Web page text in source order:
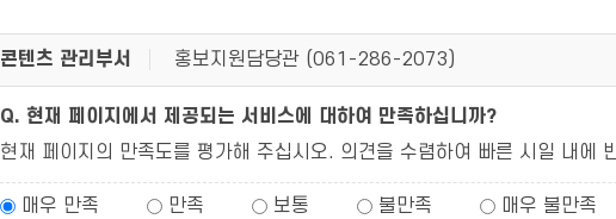
콘텐츠 관리부서 홍보지원담당관 (061-286-2073 )
Q. 현재 페이지에서 제공되는 서비스에 대하여 만족하십니까?
현재 페이지의 만족도를 평가해 주십시오. 의견을 수렴하여 빠른 시일 내에
매우 만족 만족 보통 불만족 매우 불만족